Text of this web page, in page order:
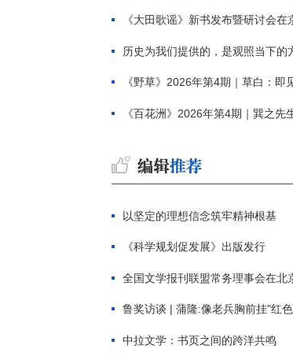
《大田歌谣》新书发布暨研讨会在
历史为我们提供的，是观照当下的方法——历史题材非虚构
《野草》2026年第4期｜草白：即
《百花洲》2026年第4期｜巽之先生：老兵朱向前
以坚定的理想信念筑牢精神根基
《科学规划促发展》出版发行
全国文学报刊联盟常务理事会在北
鲁奖访谈 | 蒲隆:像老兵胸前挂"红色
中拉文学：书页之间的跨洋共鸣